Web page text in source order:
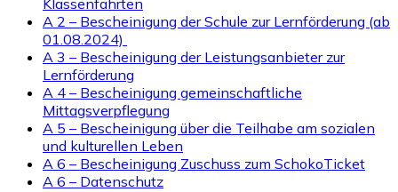
Klassenfahrten
A 2 – Bescheinigung der Schule zur Lernförderung (ab
01.08.2024)
A 3 – Bescheinigung der Leistungsanbieter zur
Lernförderung
A 4 – Bescheinigung gemeinschaftliche
Mittagsverpflegung
A 5 – Bescheinigung über die Teilhabe am sozialen
und kulturellen Leben
A 6 – Bescheinigung Zuschuss zum SchokoTicket
A 6 – Datenschutz